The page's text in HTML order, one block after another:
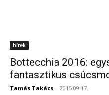
hírek
Bottecchia 2016:
fantasztikus
Tamás Takács - 2015.09.17.